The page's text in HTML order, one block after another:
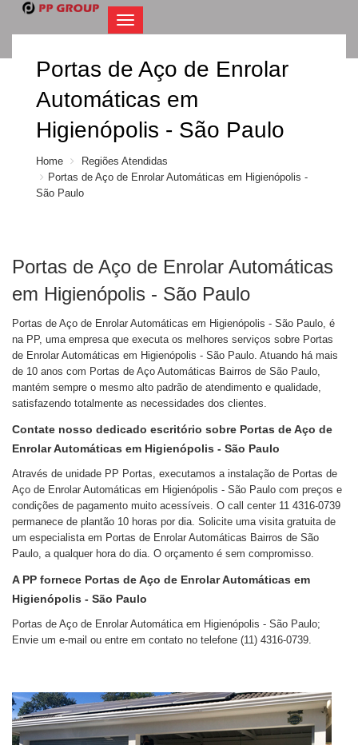
Navegacatilo
Portas de Aço de Enrolar
Automáticas em
Higienópolis - São Paulo
Home
Regiões Atendidas
Portas de Aço de Enrolar Automáticas em Higienópolis -
São Paulo
Portas de Aço de Enrolar Automáticas
em Higienópolis - São Paulo
Portas de Aço de Enrolar Automáticas em Higienópolis - São Paulo, é
na PP, uma empresa que executa os melhores serviços sobre Portas
de Enrolar Automáticas em Higienópolis - São Paulo. Atuando há mais
de 10 anos com Portas de Aço Automáticas Bairros de São Paulo,
mantém sempre o mesmo alto padrão de atendimento e qualidade,
satisfazendo totalmente as necessidades dos clientes.
Contate nosso dedicado escritório sobre Portas de Aço de
Enrolar Automáticas em Higienópolis - São Paulo
Através de unidade PP Portas, executamos a instalação de Portas de
Aço de Enrolar Automáticas em Higienópolis - São Paulo com preços e
condições de pagamento muito acessíveis. O call center 11 4316-0739
permanece de plantão 10 horas por dia. Solicite uma visita gratuita de
um especialista em Portas de Enrolar Automáticas Bairros de São
Paulo, a qualquer hora do dia. O orçamento é sem compromisso.
A PP fornece Portas de Aço de Enrolar Automáticas em
Higienópolis - São Paulo
Portas de Aço de Enrolar Automática em Higienópolis - São Paulo;
Envie um e-mail ou entre em contato no telefone (11) 4316-0739.